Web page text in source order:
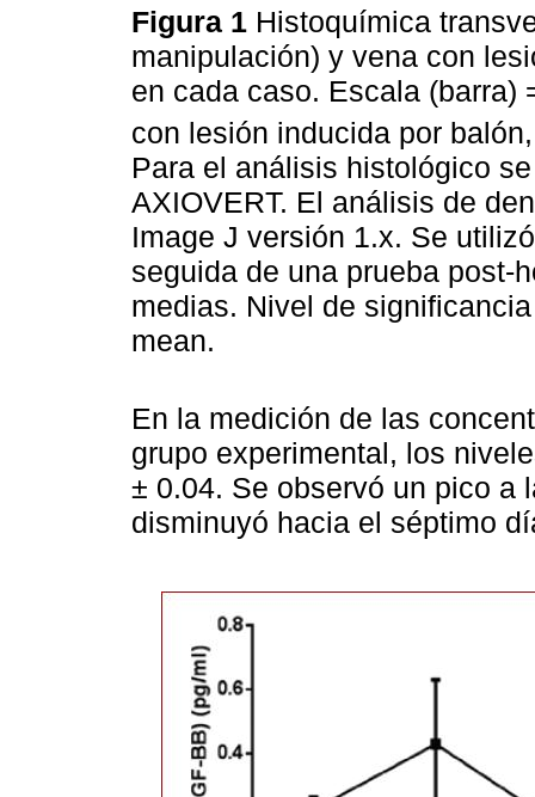
Figura 1 Histoquímica
manipulación) y vena con
en cada caso. Escala (barra)
con lesión inducida por
Para el análisis histológico
AXIOVERT. El análisis de
Image J versión 1.x. Se
seguida de una prueba post-
medias. Nivel de
mean.
En la medición de las
grupo experimental, los
± 0.04. Se observó un pico a
disminuyó hacia el séptimo